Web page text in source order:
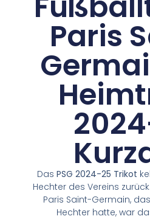
Paris
Das PSG 2024-25 Trikot
Hechter des Vereins
Paris Saint-Germain,
Hechter hatte, war